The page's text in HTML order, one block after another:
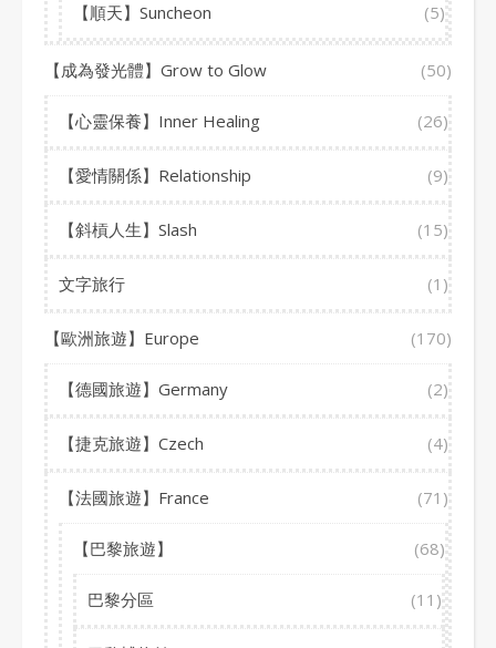
【順天】Suncheon (5)
【成為發光體】Grow to Glow (50)
【心靈保養】Inner Healing (26)
【愛情關係】Relationship (9)
【斜槓人生】Slash (15)
文字旅行 (1)
【歐洲旅遊】Europe (170)
【德國旅遊】Germany (2)
【捷克旅遊】Czech (4)
【法國旅遊】France (71)
【巴黎旅遊】 (68)
巴黎分區 (11)